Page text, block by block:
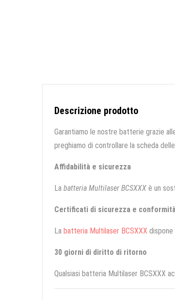
Descrizione prodotto
Garantiamo le nostre batterie grazie
preghiamo di controllare la scheda
Affidabilità e sicurezza
La batteria Multilaser BCSXXX è un
Certificati di sicurezza e
La batteria Multilaser BCSXXX
30 giorni di diritto di ritorno
Qualsiasi batteria Multilaser BCSXXX